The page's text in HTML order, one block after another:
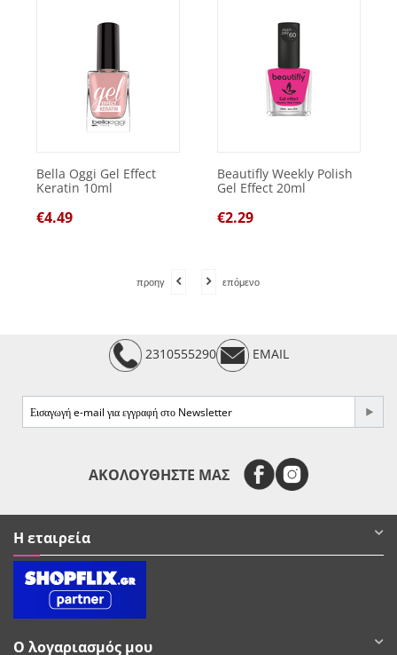
Bella Oggi Gel Effect
Keratin 10ml
€4.49
Beautifly Weekly Polish
Gel Effect 20ml
€2.29
προηγ επόμενο
2310555290 EMAIL
ΑΚΟΛΟΥΘΗΣΤΕ ΜΑΣ
Η εταιρεία
Ο λογαριασμός μου